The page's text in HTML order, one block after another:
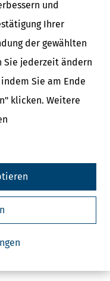
und
Ihrer
der gewählten
Sie jederzeit ändern
Sie am Ende
klicken. Weitere